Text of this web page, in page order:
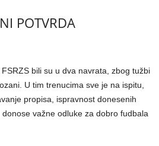
POTVRDA
bili su u dva navrata, zbog tužbi
U tim trenucima sve je na ispitu,
propisa, ispravnost donesenih
važne odluke za dobro fudbala